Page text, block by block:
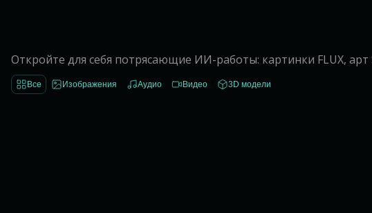
Галерея — Ropewalk
Откройте для себя потрясающие ИИ-работы: картинки FLUX,
Все Изображения Аудио Видео 3D модели